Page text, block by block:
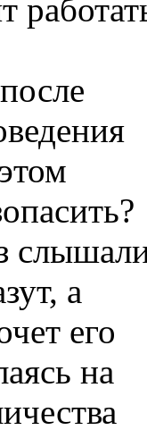
а
его
на